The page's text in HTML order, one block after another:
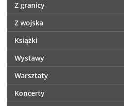
Z granicy
Z wojska
Książki
Wystawy
Warsztaty
Koncerty